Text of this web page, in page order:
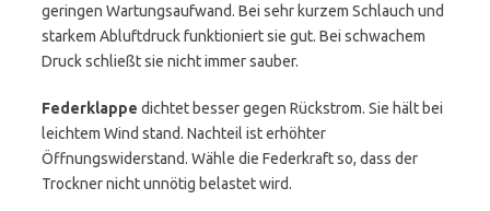
geringen Wartungsaufwand. Bei sehr kurzem Schlauch und
starkem Abluftdruck funktioniert sie gut. Bei schwachem
Druck schließt sie nicht immer sauber.
Federklappe dichtet besser gegen Rückstrom. Sie hält bei
leichtem Wind stand. Nachteil ist erhöhter
Öffnungswiderstand. Wähle die Federkraft so, dass der
Trockner nicht unnötig belastet wird.